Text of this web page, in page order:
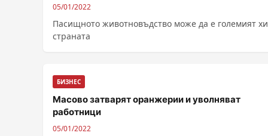
05/01/2022
Пасищното животновъдство може да е големият
страната
БИЗНЕС
Масово затварят оранжерии и уволняват
работници
05/01/2022